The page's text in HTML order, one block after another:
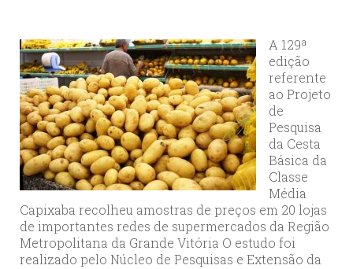
A 129ª
edição
referente
ao Projeto
de
Pesquisa
da Cesta
Básica da
Classe
Média
Capixaba recolheu amostras de preços em 20 lojas
de importantes redes de supermercados da Região
Metropolitana da Grande Vitória O estudo foi
realizado pelo Núcleo de Pesquisas e Extensão da